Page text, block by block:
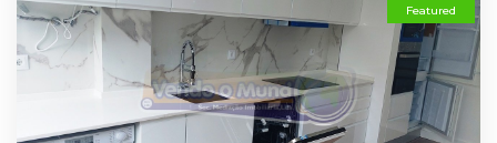
Featured